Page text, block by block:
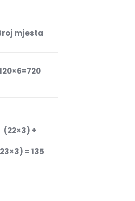
mjesta
120×6=720
(22×3) +
= 135